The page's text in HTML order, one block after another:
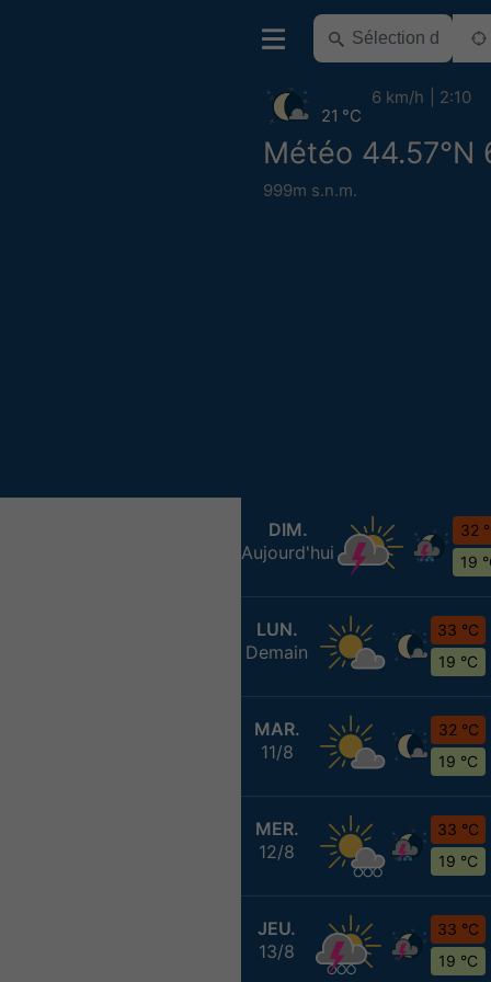
Météo 44.57°N
999m s.n.m.
21 °C
6 km/h 2:10
DIM.
Aujourd'hui
32
19
LUN.
Demain
33 °C
19 °C
MAR.
11/8
32 °C
19 °C
MER.
12/8
33 °C
19 °C
JEU.
13/8
33 °C
19 °C